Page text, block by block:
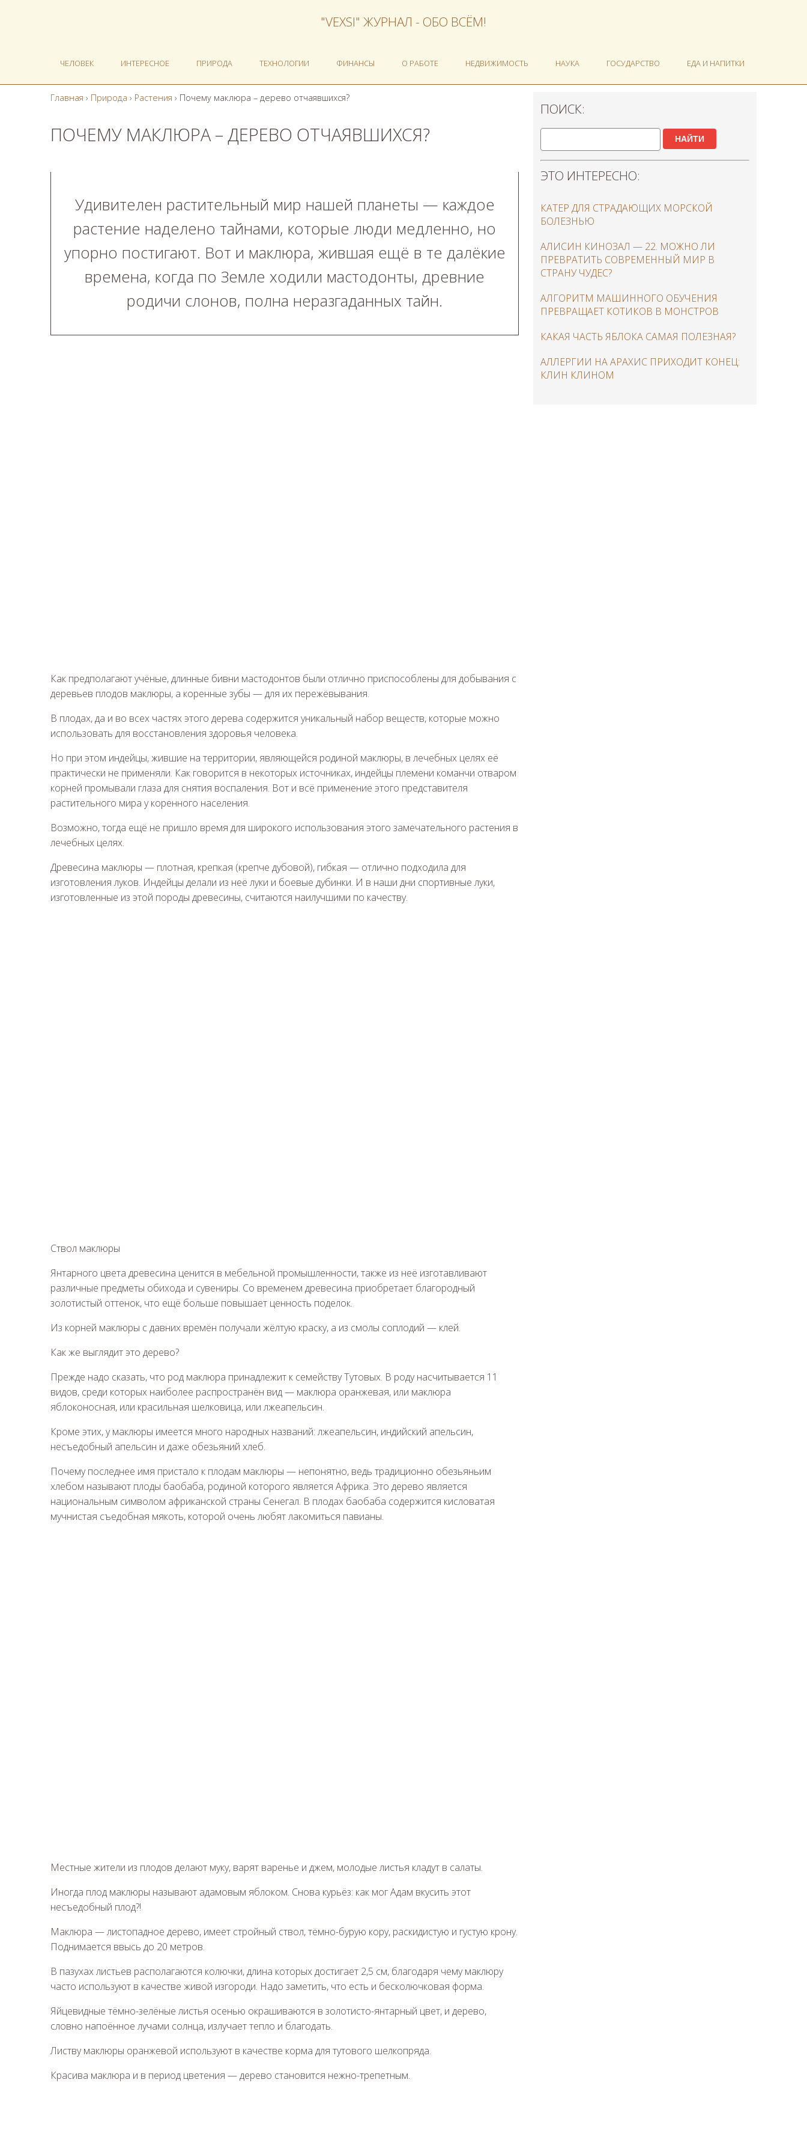
"VEXSI" ЖУРНАЛ - ОБО ВСЁМ!
ЧЕЛОВЕК ИНТЕРЕСНОЕ ПРИРОДА ТЕХНОЛОГИИ ФИНАНСЫ О РАБОТЕ НЕДВИЖИМОСТЬ НАУКА ГОСУДАРСТВО ЕДА И НАПИТКИ
Главная › Природа › Растения › Почему маклюра – дерево отчаявшихся?
ПОЧЕМУ МАКЛЮРА – ДЕРЕВО ОТЧАЯВШИХСЯ?
Удивителен растительный мир нашей планеты — каждое
растение наделено тайнами, которые люди медленно, но
упорно постигают. Вот и маклюра, жившая ещё в те далёкие
времена, когда по Земле ходили мастодонты, древние
родичи слонов, полна неразгаданных тайн.
Как предполагают учёные, длинные бивни мастодонтов были отлично приспособлены для добывания с
деревьев плодов маклюры, а коренные зубы — для их пережёвывания.
В плодах, да и во всех частях этого дерева содержится уникальный набор веществ, которые можно
использовать для восстановления здоровья человека.
Но при этом индейцы, жившие на территории, являющейся родиной маклюры, в лечебных целях её
практически не применяли. Как говорится в некоторых источниках, индейцы племени команчи отваром
корней промывали глаза для снятия воспаления. Вот и всё применение этого представителя
растительного мира у коренного населения.
Возможно, тогда ещё не пришло время для широкого использования этого замечательного растения в
лечебных целях.
Древесина маклюры — плотная, крепкая (крепче дубовой), гибкая — отлично подходила для
изготовления луков. Индейцы делали из неё луки и боевые дубинки. И в наши дни спортивные луки,
изготовленные из этой породы древесины, считаются наилучшими по качеству.
Ствол маклюры
Янтарного цвета древесина ценится в мебельной промышленности, также из неё изготавливают
различные предметы обихода и сувениры. Со временем древесина приобретает благородный
золотистый оттенок, что ещё больше повышает ценность поделок.
Из корней маклюры с давних времён получали жёлтую краску, а из смолы соплодий — клей.
Как же выглядит это дерево?
Прежде надо сказать, что род маклюра принадлежит к семейству Тутовых. В роду насчитывается 11
видов, среди которых наиболее распространён вид — маклюра оранжевая, или маклюра
яблоконосная, или красильная шелковица, или лжеапельсин.
Кроме этих, у маклюры имеется много народных названий: лжеапельсин, индийский апельсин,
несъедобный апельсин и даже обезьяний хлеб.
Почему последнее имя пристало к плодам маклюры — непонятно, ведь традиционно обезьяньим
хлебом называют плоды баобаба, родиной которого является Африка. Это дерево является
национальным символом африканской страны Сенегал. В плодах баобаба содержится кисловатая
мучнистая съедобная мякоть, которой очень любят лакомиться павианы.
Местные жители из плодов делают муку, варят варенье и джем, молодые листья кладут в салаты.
Иногда плод маклюры называют адамовым яблоком. Снова курьёз: как мог Адам вкусить этот
несъедобный плод?!
Маклюра — листопадное дерево, имеет стройный ствол, тёмно-бурую кору, раскидистую и густую крону.
Поднимается ввысь до 20 метров.
В пазухах листьев располагаются колючки, длина которых достигает 2,5 см, благодаря чему маклюру
часто используют в качестве живой изгороди. Надо заметить, что есть и бесколючковая форма.
Яйцевидные тёмно-зелёные листья осенью окрашиваются в золотисто-янтарный цвет, и дерево,
словно напоённое лучами солнца, излучает тепло и благодать.
Листву маклюры оранжевой используют в качестве корма для тутового шелкопряда.
Красива маклюра и в период цветения — дерево становится нежно-трепетным.
ПОИСК:
НАЙТИ
ЭТО ИНТЕРЕСНО:
КАТЕР ДЛЯ СТРАДАЮЩИХ МОРСКОЙ
БОЛЕЗНЬЮ
АЛИСИН КИНОЗАЛ — 22. МОЖНО ЛИ
ПРЕВРАТИТЬ СОВРЕМЕННЫЙ МИР В
СТРАНУ ЧУДЕС?
АЛГОРИТМ МАШИННОГО ОБУЧЕНИЯ
ПРЕВРАЩАЕТ КОТИКОВ В МОНСТРОВ
КАКАЯ ЧАСТЬ ЯБЛОКА САМАЯ ПОЛЕЗНАЯ?
АЛЛЕРГИИ НА АРАХИС ПРИХОДИТ КОНЕЦ:
КЛИН КЛИНОМ